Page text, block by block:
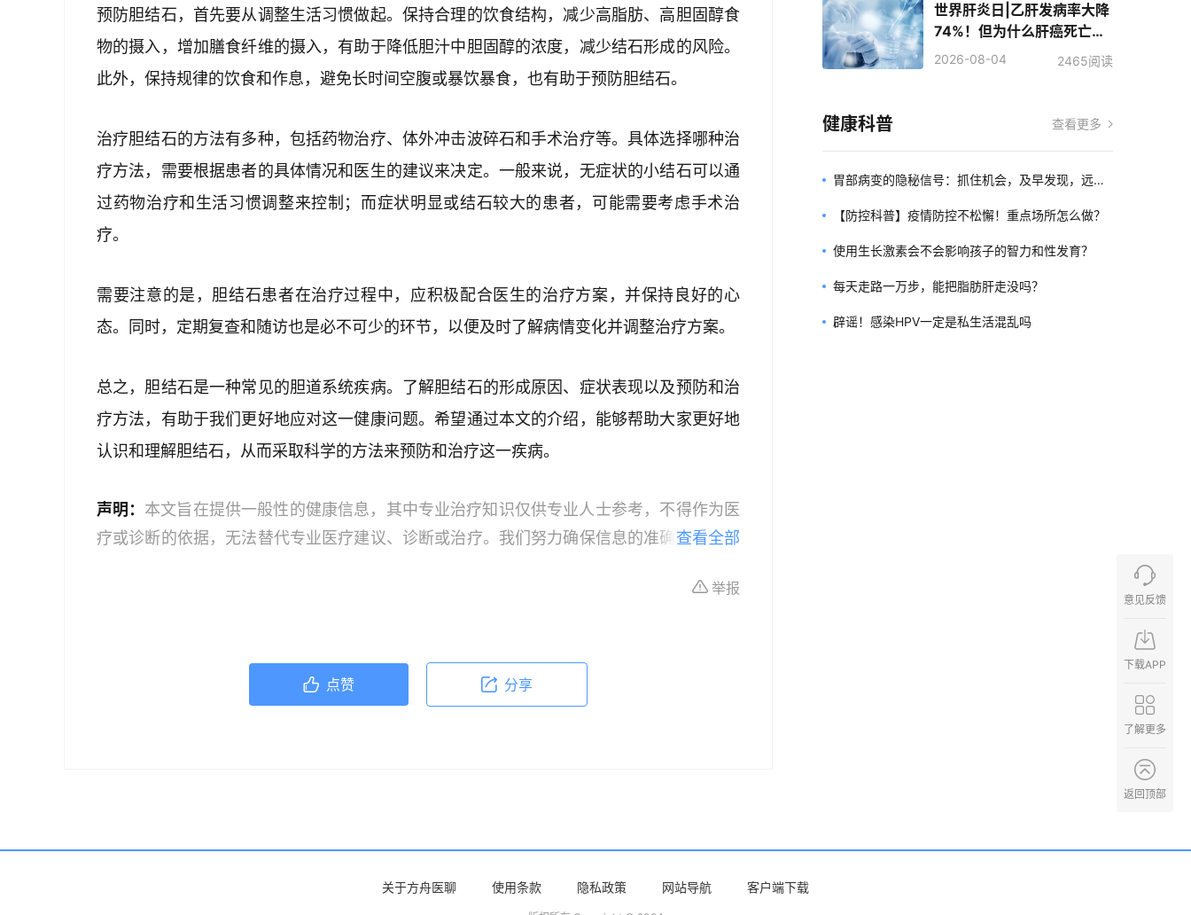
预防胆结石，首先要从调整生活习惯做起。保持合理的饮食结构，减少高脂肪、高胆固醇食
物的摄入，增加膳食纤维的摄入，有助于降低胆汁中胆固醇的浓度，减少结石形成的风险。
此外，保持规律的饮食和作息，避免长时间空腹或暴饮暴食，也有助于预防胆结石。
治疗胆结石的方法有多种，包括药物治疗、体外冲击波碎石和手术治疗等。具体选择哪种治
疗方法，需要根据患者的具体情况和医生的建议来决定。一般来说，无症状的小结石可以通
过药物治疗和生活习惯调整来控制；而症状明显或结石较大的患者，可能需要考虑手术治
疗。
需要注意的是，胆结石患者在治疗过程中，应积极配合医生的治疗方案，并保持良好的心
态。同时，定期复查和随访也是必不可少的环节，以便及时了解病情变化并调整治疗方案。
总之，胆结石是一种常见的胆道系统疾病。了解胆结石的形成原因、症状表现以及预防和治
疗方法，有助于我们更好地应对这一健康问题。希望通过本文的介绍，能够帮助大家更好地
认识和理解胆结石，从而采取科学的方法来预防和治疗这一疾病。
声明： 本文旨在提供一般性的健康信息，其中专业治疗知识仅供专业人士参考，不得作为医
疗或诊断的依据，无法替代专业医疗建议、诊断或治疗。我们努力确保信息的准确性，但本
策时，应咨询合格的医疗专业人员。对于依据本文内容采取的任何行动，本文作者、出版方
查看全部
举报
点赞 分享
世界肝炎日|乙肝发病率大降
74%！但为什么肝癌死亡人
数反而增加了？
2026-08-04 2465阅读
健康科普 查看更多
胃部病变的隐秘信号：抓住机会，及早发现，远离
癌症
【防控科普】疫情防控不松懈！重点场所怎么做？
使用生长激素会不会影响孩子的智力和性发育？
每天走路一万步，能把脂肪肝走没吗？
辟谣！感染HPV一定是私生活混乱吗
关于方舟医聊 使用条款 隐私政策 网站导航 客户端下载
意见反馈
下载APP
了解更多
返回顶部